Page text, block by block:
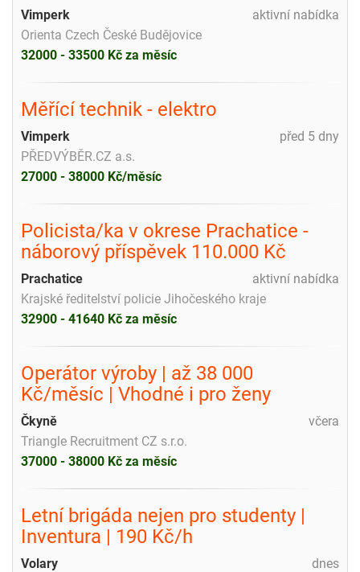
aktivní nabídka
Vimperk
Orienta Czech České Budějovice
32000 - 33500 Kč za měsíc
Měřící technik - elektro
před 5 dny
Vimperk
PŘEDVÝBĚR.CZ a.s.
27000 - 38000 Kč/měsíc
Policista/ka v okrese Prachatice -
náborový příspěvek 110.000 Kč
aktivní nabídka
Prachatice
Krajské ředitelství policie Jihočeského kraje
32900 - 41640 Kč za měsíc
Operátor výroby | až 38 000
Kč/měsíc | Vhodné i pro ženy
včera
Čkyně
Triangle Recruitment CZ s.r.o.
37000 - 38000 Kč za měsíc
Letní brigáda nejen pro studenty |
Inventura | 190 Kč/h
dnes
Volary